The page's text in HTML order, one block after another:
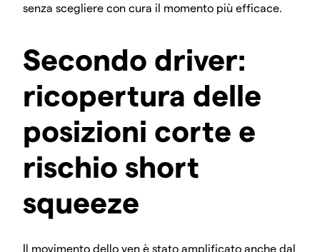
senza scegliere con cura il momento più efficace.
Secondo driver:
ricopertura delle
posizioni corte e
rischio short
squeeze
Il movimento dello yen è stato amplificato anche dal